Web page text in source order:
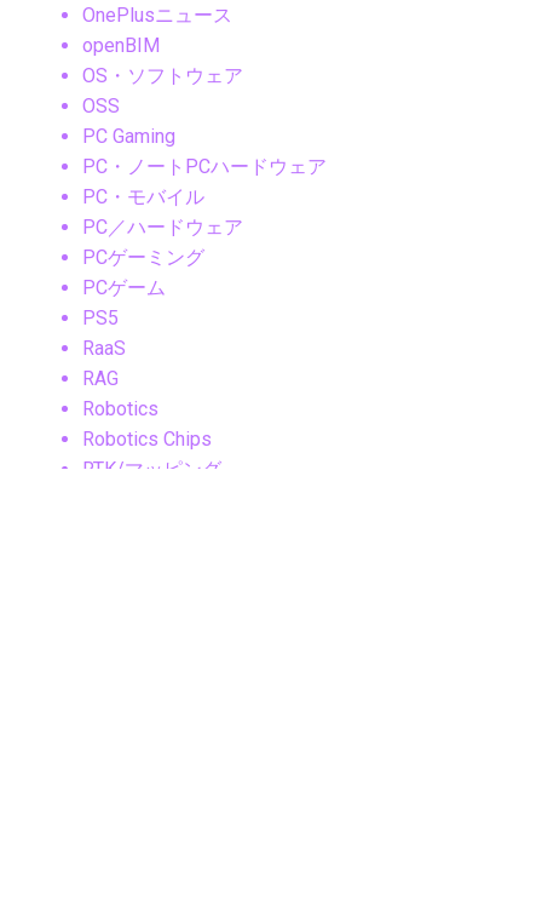
OnePlusニュース
openBIM
OS・ソフトウェア
OSS
PC Gaming
PC・ノートPCハードウェア
PC・モバイル
PC／ハードウェア
PCゲーミング
PCゲーム
PS5
RaaS
RAG
Robotics
Robotics Chips
RTK/マッピング